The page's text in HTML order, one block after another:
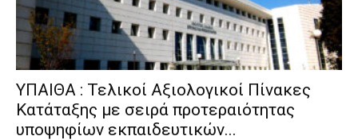
ΥΠΑΙΘΑ : Τελικοί Αξιολογικοί Πίνακες
Κατάταξης με σειρά προτεραιότητας
υποψηφίων εκπαιδευτικών...